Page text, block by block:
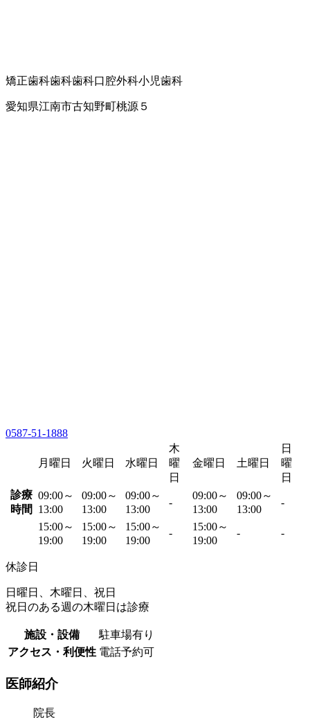
矯正歯科歯科歯科口腔外科小児歯科
愛知県江南市古知野町桃源５
0587-51-1888
月曜日 火曜日 水曜日
木
曜
日
金曜日 土曜日
日
曜
日
診療
時間
09:00～
13:00
09:00～
13:00
09:00～
13:00
-
09:00～
13:00
09:00～
13:00
-
15:00～
19:00
15:00～
19:00
15:00～
19:00
-
15:00～
19:00
- -
休診日
日曜日、木曜日、祝日
祝日のある週の木曜日は診療
施設・設備
駐車場有り
アクセス・利便性 電話予約可
医師紹介
院長